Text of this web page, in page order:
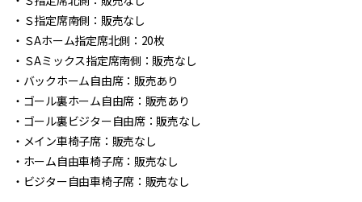
・Ｓ指定席南側：販売なし
・ＳAホーム指定席北側：20枚
・ＳAミックス指定席南側：販売なし
・バックホーム自由席：販売あり
・ゴール裏ホーム自由席：販売あり
・ゴール裏ビジター自由席：販売なし
・メイン車椅子席：販売なし
・ホーム自由車椅子席：販売なし
・ビジター自由車椅子席：販売なし